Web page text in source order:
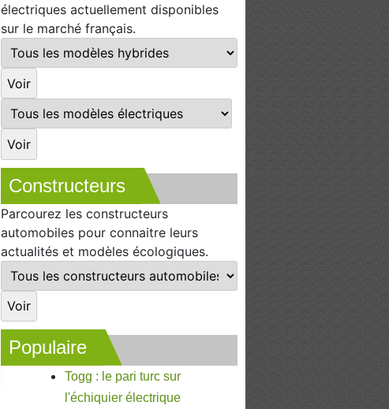
électriques actuellement disponibles
sur le marché français.
Constructeurs
Parcourez les constructeurs
automobiles pour connaitre leurs
actualités et modèles écologiques.
Populaire
Togg : le pari turc sur
l'échiquier électrique